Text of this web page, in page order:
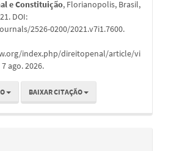
e Constituição, Florianopolis, Brasil,
DOI:
2526-0200/2021.v7i1.7600.
index.php/direitopenal/article/vi
ago. 2026.
BAIXAR CITAÇÃO